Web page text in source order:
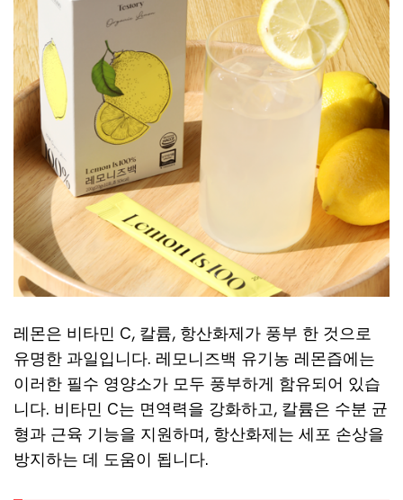
레몬은 비타민 C, 칼륨, 항산화제가 풍부 한 것으로
유명한 과일입니다. 레모니즈백 유기농 레몬즙에는
이러한 필수 영양소가 모두 풍부하게 함유되어 있습
니다. 비타민 C는 면역력을 강화하고, 칼륨은 수분 균
형과 근육 기능을 지원하며, 항산화제는 세포 손상을
방지하는 데 도움이 됩니다.